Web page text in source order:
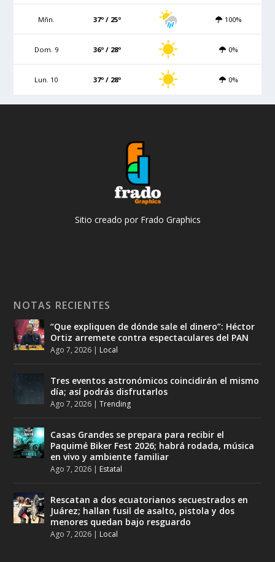
Mñn. 37º / 25º 100%
Dom. 9 36º / 28º 0%
Lun. 10 37º / 28º 0%
Sitio creado por Frado Graphics
NOTAS RECIENTES
“Que expliquen de dónde sale el dinero”: Héctor
Ortiz arremete contra espectaculares del PAN
Ago 7, 2026 | Local
Tres eventos astronómicos coincidirán el mismo
día; así podrás disfrutarlos
Ago 7, 2026 |Trending
Casas Grandes se prepara para recibir el
Paquimé Biker Fest 2026; habrá rodada, música
en vivo y ambiente familiar
Ago 7, 2026 | Estatal
Rescatan a dos ecuatorianos secuestrados en
Juárez; hallan fusil de asalto, pistola y dos
menores quedan bajo resguardo
Ago 7, 2026 | Local